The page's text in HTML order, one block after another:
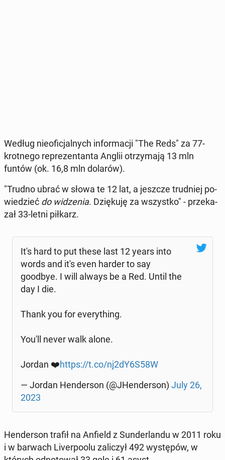
Według nie­ofi­cjal­nych in­for­ma­cji "The Reds" za 77-
krot­ne­go re­pre­zen­tan­ta Anglii otrzy­ma­ją 13 mln
funtów (ok. 16,8 mln dolarów).
"Trudno ubrać w słowa te 12 lat, a jeszcze trud­niej po­
wie­dzieć do wi­dze­nia. Dzię­ku­ję za wszyst­ko" - prze­ka­
zał 33-letni piłkarz.
It's hard to put these last 12 years into
words and it's even harder to say
goodbye. I will always be a Red. Until the
day I die.
Thank you for eve­ry­thing.
You'll never walk alone.
Jordan ❤️https://t.co/nj2dY6S58W
— Jordan Hen­der­son (@JHen­der­son) July 26,
2023
Hen­der­son trafił na Anfield z Sun­der­lan­du w 2011 roku
i w barwach Li­ver­po­olu za­li­czył 492 wy­stę­pów, w